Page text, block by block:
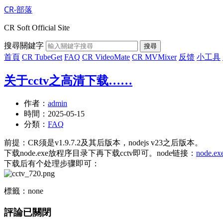
CR-部落
CR Soft Official Site
搜尋關鍵字 搜尋
首頁 CR TubeGet FAQ CR VideoMate CR MVMixer 反馈 小工具
关于cctv之高清下载……
作者： admin
時間： 2025-05-15
分類： FAQ
前提：CR须是v1.9.7.2及其后版本，nodejs v23之后版本。
下载node.exe放程序目录下再下载cctv即可。node链接：
下载后有个处理步骤即可：
標籤：none
評論已關閉